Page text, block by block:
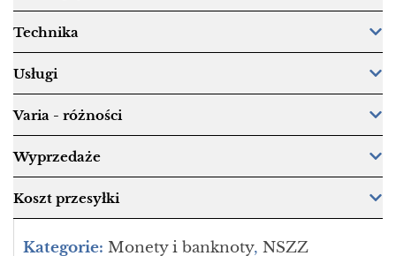
Technika
Usługi
Varia - różności
Wyprzedaże
Koszt przesyłki
Kategorie: Monety i banknoty, NSZZ